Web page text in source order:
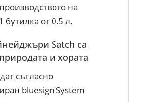
на
бутилка от 0.5 л.
Satch са
и хората
съгласно
bluesign System